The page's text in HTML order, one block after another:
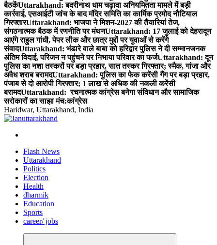
बैठकेंUttarakhand: बदरीनाथ धाम चढ़ावा अनियमितता मामले में बड़ी
कार्रवाई, एसआईटी जांच के बाद मंदिर समिति का कार्मिक प्रमोद नौटियाल
गिरफ्तारUttarakhand: भाजपा ने मिशन-2027 की तैयारियां तेज,
संगठनात्मक बैठक में रणनीति पर मंथनUttarakhand: 17 जुलाई को देहरादून
आएंगे राहुल गांधी, पेपर लीक और छात्र मुद्दों पर युवाओं से करेंगे
संवादUttarakhand: भंडारे वाले बाबा को हरिद्वार पुलिस ने दी सम्मानजनक
अंतिम विदाई, परिजन न पहुंचने पर निभाया परिवार का फर्जUttarakhand: दून
पुलिस का नशा तस्करों पर बड़ा प्रहार, सात तस्कर गिरफ्तार; स्मैक, गांजा और
अवैध शराब बरामदUttarakhand: पुलिस का फेक करेंसी गैंग पर बड़ा प्रहार,
पंजाब से दो आरोपी गिरफ्तार; 1 लाख से अधिक की नकली करेंसी
बरामदUttarakhand: रचनात्मक कांग्रेस बनेगा संविधान और सामाजिक
सरोकारों का साझा मंच:कांग्रेस
Haridwar, Uttarakhand, India
Flash News
Uttarakhand
Politics
Election
Health
dharmik
Education
Sports
career/ jobs